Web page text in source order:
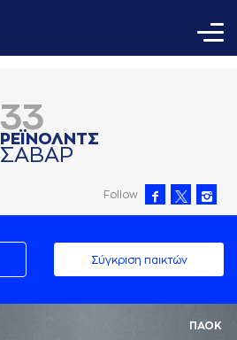
33
ΡΕΪΝΟΛΝΤΣ
ΣAΒAΡ
Follow
Σύγκριση παικτών
ΠΑΟΚ